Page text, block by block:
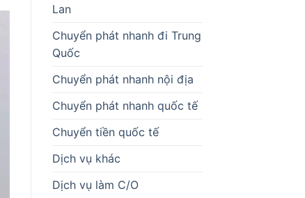
Lan
Chuyển phát nhanh đi Trung
Quốc
Chuyển phát nhanh nội địa
Chuyển phát nhanh quốc tế
Chuyển tiền quốc tế
Dịch vụ khác
Dịch vụ làm C/O